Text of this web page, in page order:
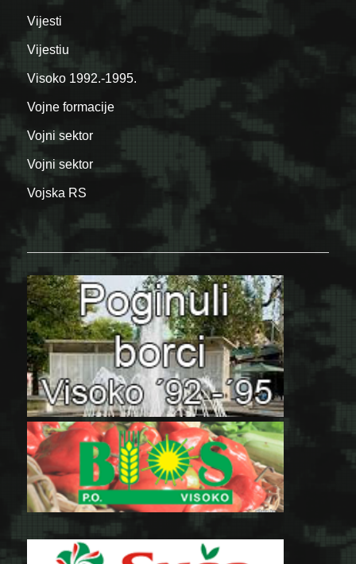
Vijesti
Vijestiu
Visoko 1992.-1995.
Vojne formacije
Vojni sektor
Vojni sektor
Vojska RS